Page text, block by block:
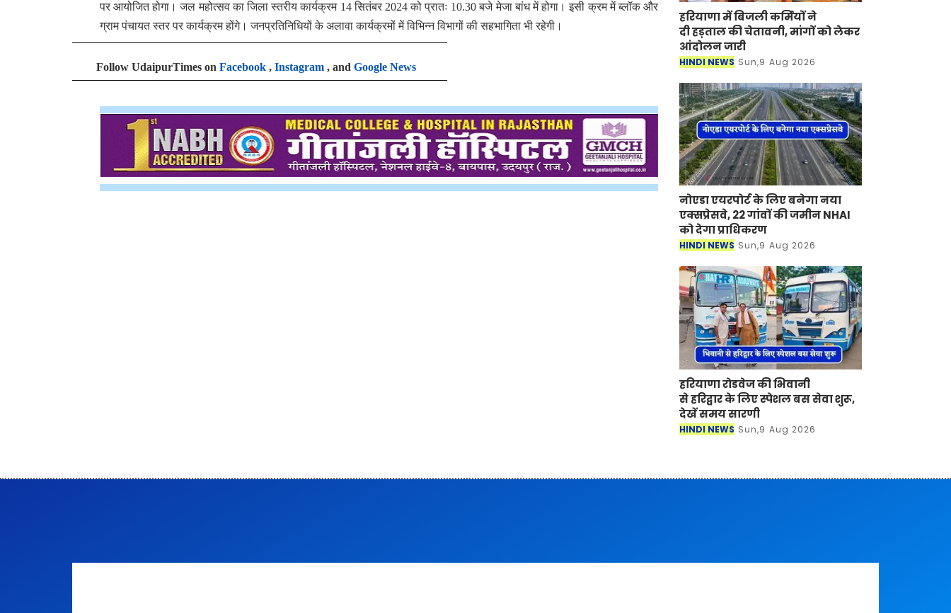
पर आयोजित होगा। जल महोत्सव का जिला स्तरीय कार्यक्रम 14 सितंबर 2024 को प्रातः 10.30 बजे मेजा बांध में होगा। इसी क्रम में ब्लॉक और
ग्राम पंचायत स्तर पर कार्यक्रम होंगे। जनप्रतिनिधियों के अलावा कार्यक्रमों में विभिन्न विभागों की सहभागिता भी रहेगी।
Follow UdaipurTimes on Facebook , Instagram , and Google News
हरियाणा में बिजली कर्मियों ने
दी हड़ताल की चेतावनी, मांगों को लेकर
आंदोलन जारी
HINDI NEWS Sun,9 Aug 2026
नोएडा एयरपोर्ट के लिए बनेगा नया
एक्सप्रेसवे, 22 गांवों की जमीन NHAI
को देगा प्राधिकरण
HINDI NEWS Sun,9 Aug 2026
हरियाणा रोडवेज की भिवानी
से हरिद्वार के लिए स्पेशल बस सेवा शुरू,
देखें समय सारणी
HINDI NEWS Sun,9 Aug 2026